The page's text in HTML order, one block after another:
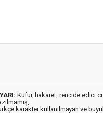
Küfür, hakaret, rencide edici
karakter kullanılmayan ve